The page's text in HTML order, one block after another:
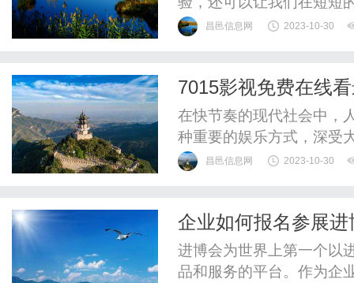
有一个叫做7010电影网的
你喜欢哪种类型的电影，
昌邑信息网 2023-10-30
7015影视免费在线
在快节奏的现代社会中，
种重要的娱乐方式，深受
选择在网上观看电视剧，
视剧，都能在7015影视找
昌邑信息网 2023-10-30
企业如何报名参展
进博会为世界上第一个以
品和服务的平台。作为企